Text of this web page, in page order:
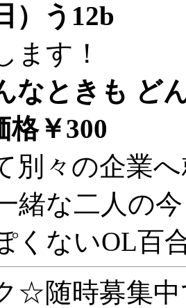
）う12b
ます！
なときも ど
格￥300
別々の企業
緒な二人の
くないOL百
☆随時募集